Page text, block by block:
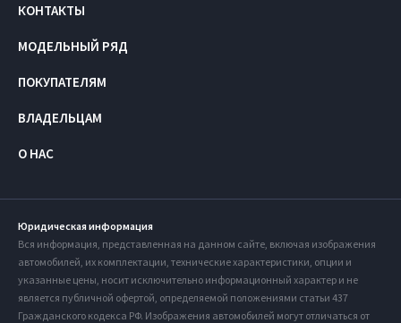
КОНТАКТЫ
МОДЕЛЬНЫЙ РЯД
ПОКУПАТЕЛЯМ
ВЛАДЕЛЬЦАМ
О НАС
Юридическая информация
Вся информация, представленная на данном сайте, включая изображения
автомобилей, их комплектации, технические характеристики, опции и
указанные цены, носит исключительно информационный характер и не
является публичной офертой, определяемой положениями статьи 437
Гражданского кодекса РФ. Изображения автомобилей могут отличаться от